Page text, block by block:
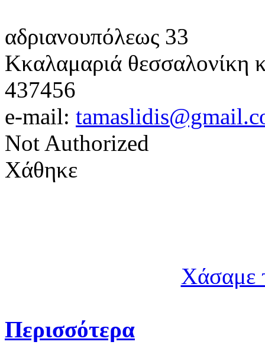
αδριανουπόλεως 33
Κκαλαμαριά θεσσαλονίκη
437456
e-mail:
Not Authorized
Χάθηκε
Χάσαμε
Περισσότερα